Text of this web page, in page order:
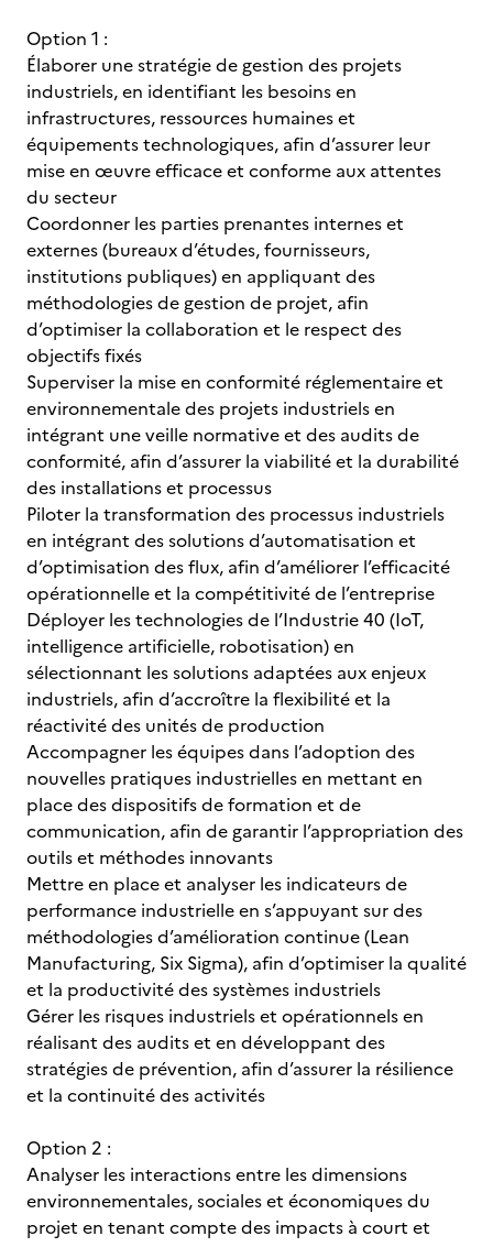
Option 1 :
Élaborer une stratégie de gestion des projets
industriels, en identifiant les besoins en
infrastructures, ressources humaines et
équipements technologiques, afin d’assurer leur
mise en œuvre efficace et conforme aux attentes
du secteur
Coordonner les parties prenantes internes et
externes (bureaux d’études, fournisseurs,
institutions publiques) en appliquant des
méthodologies de gestion de projet, afin
d’optimiser la collaboration et le respect des
objectifs fixés
Superviser la mise en conformité réglementaire et
environnementale des projets industriels en
intégrant une veille normative et des audits de
conformité, afin d’assurer la viabilité et la durabilité
des installations et processus
Piloter la transformation des processus industriels
en intégrant des solutions d’automatisation et
d’optimisation des flux, afin d’améliorer l’efficacité
opérationnelle et la compétitivité de l’entreprise
Déployer les technologies de l’Industrie 40 (IoT,
intelligence artificielle, robotisation) en
sélectionnant les solutions adaptées aux enjeux
industriels, afin d’accroître la flexibilité et la
réactivité des unités de production
Accompagner les équipes dans l’adoption des
nouvelles pratiques industrielles en mettant en
place des dispositifs de formation et de
communication, afin de garantir l’appropriation des
outils et méthodes innovants
Mettre en place et analyser les indicateurs de
performance industrielle en s’appuyant sur des
méthodologies d’amélioration continue (Lean
Manufacturing, Six Sigma), afin d’optimiser la qualité
et la productivité des systèmes industriels
Gérer les risques industriels et opérationnels en
réalisant des audits et en développant des
stratégies de prévention, afin d’assurer la résilience
et la continuité des activités
Option 2 :
Analyser les interactions entre les dimensions
environnementales, sociales et économiques du
projet en tenant compte des impacts à court et